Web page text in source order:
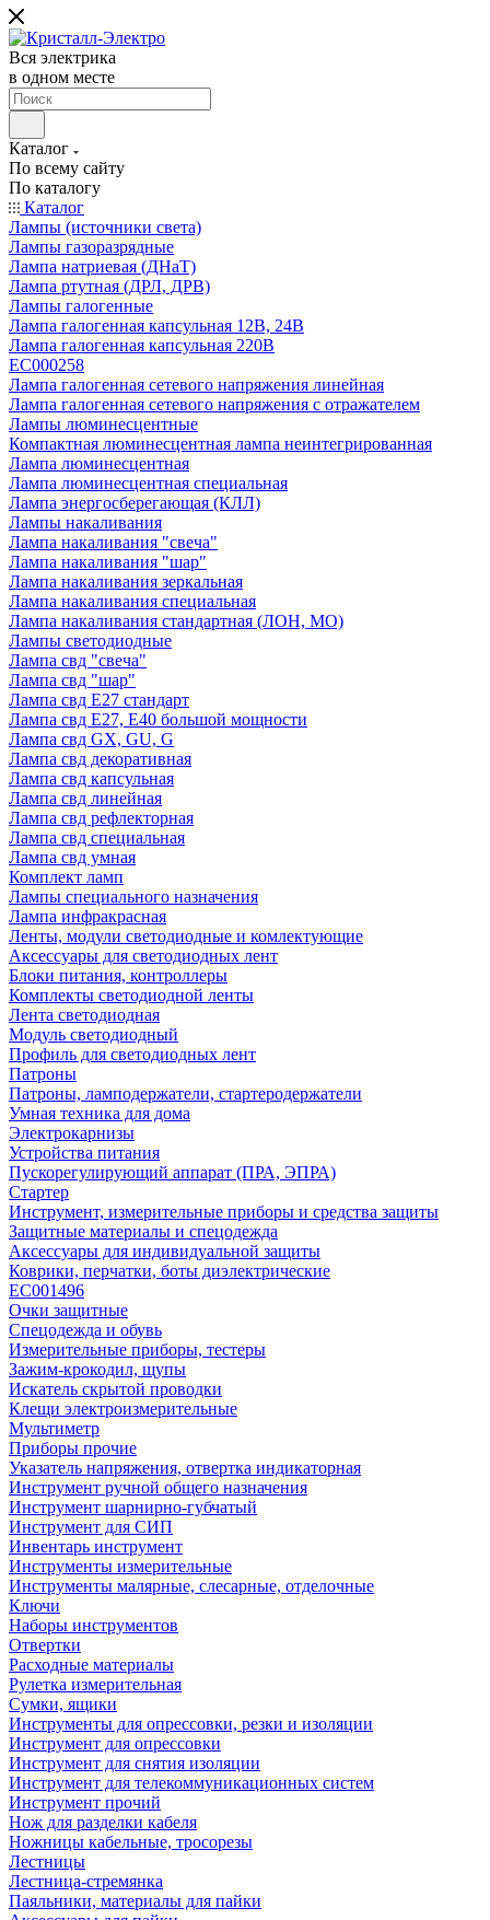
Вся электрика
в одном месте
Каталог
По всему сайту
По каталогу
Каталог
Лампы (источники света)
Лампы газоразрядные
Лампа натриевая (ДНаТ)
Лампа ртутная (ДРЛ, ДРВ)
Лампы галогенные
Лампа галогенная капсульная 12В, 24В
Лампа галогенная капсульная 220В
EC000258
Лампа галогенная сетевого напряжения линейная
Лампа галогенная сетевого напряжения с отражателем
Лампы люминесцентные
Компактная люминесцентная лампа неинтегрированная
Лампа люминесцентная
Лампа люминесцентная специальная
Лампа энергосберегающая (КЛЛ)
Лампы накаливания
Лампа накаливания "свеча"
Лампа накаливания "шар"
Лампа накаливания зеркальная
Лампа накаливания специальная
Лампа накаливания стандартная (ЛОН, МО)
Лампы светодиодные
Лампа свд "свеча"
Лампа свд "шар"
Лампа свд E27 стандарт
Лампа свд E27, Е40 большой мощности
Лампа свд GX, GU, G
Лампа свд декоративная
Лампа свд капсульная
Лампа свд линейная
Лампа свд рефлекторная
Лампа свд специальная
Лампа свд умная
Комплект ламп
Лампы специального назначения
Лампа инфракрасная
Ленты, модули светодиодные и комлектующие
Аксессуары для светодиодных лент
Блоки питания, контроллеры
Комплекты светодиодной ленты
Лента светодиодная
Модуль светодиодный
Профиль для светодиодных лент
Патроны
Патроны, ламподержатели, стартеродержатели
Умная техника для дома
Электрокарнизы
Устройства питания
Пускорегулирующий аппарат (ПРА, ЭПРА)
Стартер
Инструмент, измерительные приборы и средства защиты
Защитные материалы и спецодежда
Аксессуары для индивидуальной защиты
Коврики, перчатки, боты диэлектрические
EC001496
Очки защитные
Спецодежда и обувь
Измерительные приборы, тестеры
Зажим-крокодил, щупы
Искатель скрытой проводки
Клещи электроизмерительные
Мультиметр
Приборы прочие
Указатель напряжения, отвертка индикаторная
Инструмент ручной общего назначения
Инструмент шарнирно-губчатый
Инструмент для СИП
Инвентарь инструмент
Инструменты измерительные
Инструменты малярные, слесарные, отделочные
Ключи
Наборы инструментов
Отвертки
Расходные материалы
Рулетка измерительная
Сумки, ящики
Инструменты для опрессовки, резки и изоляции
Инструмент для опрессовки
Инструмент для снятия изоляции
Инструмент для телекоммуникационных систем
Инструмент прочий
Нож для разделки кабеля
Ножницы кабельные, тросорезы
Лестницы
Лестница-стремянка
Паяльники, материалы для пайки